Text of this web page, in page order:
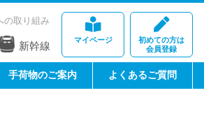
マイページ
初めての方は
会員登録
の取り組み
新幹線
手荷物のご案内 よくあるご質問